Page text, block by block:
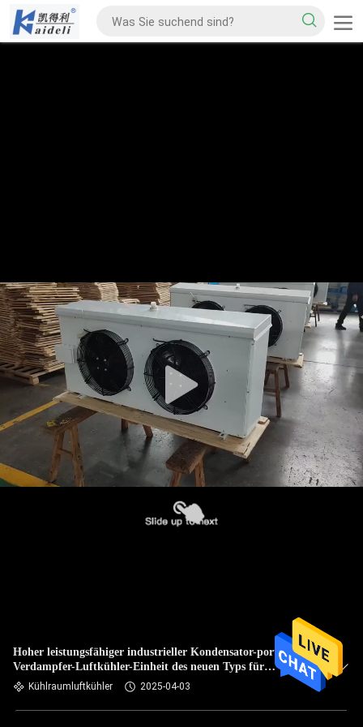
Hoher leistungsfähiger industrieller Kondensator-portierbare
Verdampfer-Luftkühler-Einheit des neuen Typs für
Kühlraum
Kühlraumluftkühler 2025-04-03